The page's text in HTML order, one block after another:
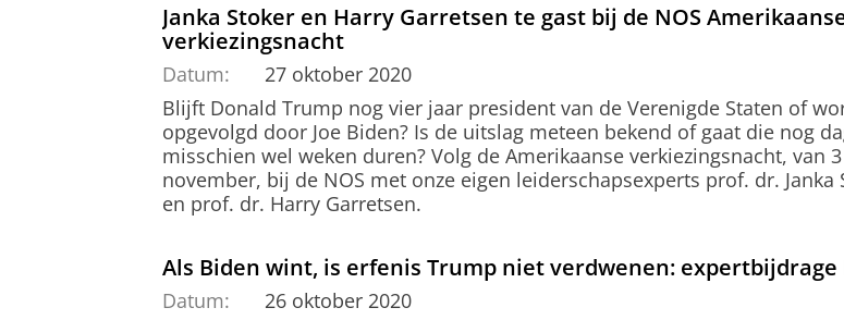
Janka Stoker en Harry Garretsen te gast bij de NOS
verkiezingsnacht
Datum:
27 oktober 2020
Blijft Donald Trump nog vier jaar president van de Verenigde Staten of
opgevolgd door Joe Biden? Is de uitslag meteen bekend of gaat die nog
misschien wel weken duren? Volg de Amerikaanse verkiezingsnacht, van
november, bij de NOS met onze eigen leiderschapsexperts prof. dr. Janka
en prof. dr. Harry Garretsen.
Als Biden wint, is erfenis Trump niet verdwenen: expertbijdrage
Datum:
26 oktober 2020